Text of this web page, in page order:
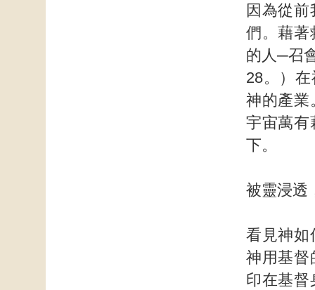
因為從
們。藉著
的人─召
28。）
神的產業
宇宙萬有
下。
被靈浸透
看見神如
神用基督
印在基督